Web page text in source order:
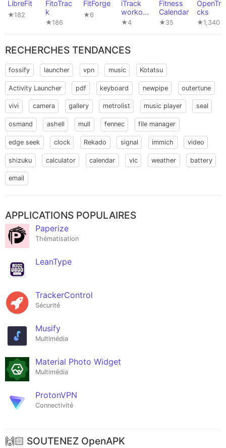
LibreFit
★182
FitoTrac
k
★186
FitForge
★6
iTrack
workout
tracker
★4
Fitness
Calendar
★35
OpenTra
cks
★1,340
RECHERCHES TENDANCES
fossify launcher vpn music Kotatsu
Activity Launcher pdf keyboard newpipe outertune
vivi camera gallery metrolist music player seal
osmand ashell mull fennec file manager
edge seek clock Rekado signal immich video
shizuku calculator calendar vlc weather battery
email
APPLICATIONS POPULAIRES
Paperize
Thématisation
LeanType
TrackerControl
Sécurité
Musify
Multimédia
Material Photo Widget
Multimédia
ProtonVPN
Connectivité
🙌🏻 SOUTENEZ OpenAPK